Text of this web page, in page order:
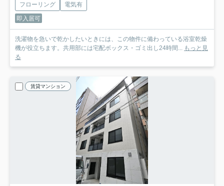
フローリング
電気有
即入居可
洗濯物を急いで乾かしたいときには、この物件に備わっている浴室乾燥
機が役立ちます。共用部には宅配ボックス・ゴミ出し24時間...
もっと見
る
賃貸マンション